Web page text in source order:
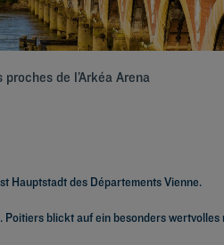
proches de l’Arkéa Arena
Hauptstadt des Départements Vienne.
blickt auf ein besonders